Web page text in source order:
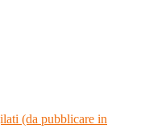
(da pubblicare in